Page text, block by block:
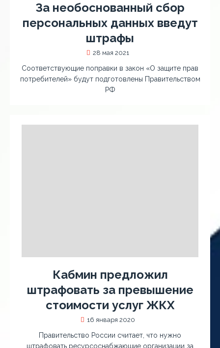
За необоснованный сбор
персональных данных введут
штрафы
28 мая 2021
Соответствующие поправки в закон «О защите прав
потребителей» будут подготовлены Правительством
РФ
Кабмин предложил
штрафовать за превышение
стоимости услуг ЖКХ
16 января 2020
Правительство России считает, что нужно
штрафовать ресурсоснабжающие организации за